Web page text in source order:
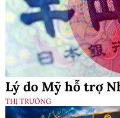
Lý do Mỹ hỗ trợ
THỊ TRƯỜNG